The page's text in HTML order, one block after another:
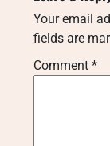
Your email
fields are
Comment *